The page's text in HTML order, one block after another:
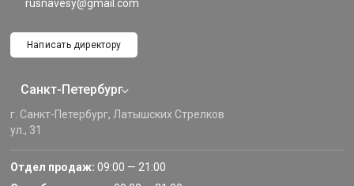
rusnavesy@gmail.com
Написать директору
Санкт-Петербург
г. Санкт-Петербург, Латышских Стрелков
ул., 31
Отдел продаж: 09:00 — 21:00